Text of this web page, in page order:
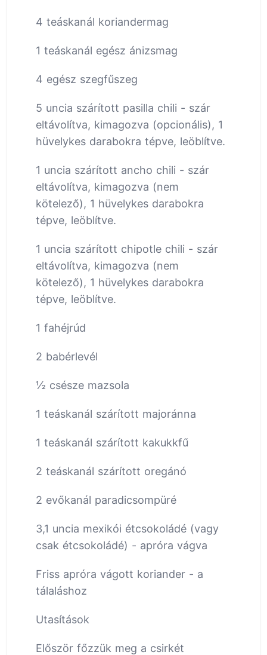
4 teáskanál koriandermag
1 teáskanál egész ánizsmag
4 egész szegfűszeg
5 uncia szárított pasilla chili - szár
eltávolítva, kimagozva (opcionális), 1
hüvelykes darabokra tépve, leöblítve.
1 uncia szárított ancho chili - szár
eltávolítva, kimagozva (nem
kötelező), 1 hüvelykes darabokra
tépve, leöblítve.
1 uncia szárított chipotle chili - szár
eltávolítva, kimagozva (nem
kötelező), 1 hüvelykes darabokra
tépve, leöblítve.
1 fahéjrúd
2 babérlevél
½ csésze mazsola
1 teáskanál szárított majoránna
1 teáskanál szárított kakukkfű
2 teáskanál szárított oregánó
2 evőkanál paradicsompüré
3,1 uncia mexikói étcsokoládé (vagy
csak étcsokoládé) - apróra vágva
Friss apróra vágott koriander - a
tálaláshoz
Utasítások
Először főzzük meg a csirkét